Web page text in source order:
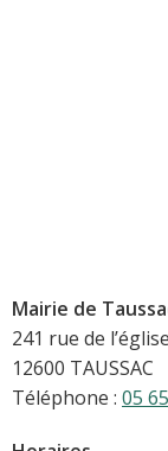
Mairie de
241 rue de
12600 TAUSSAC
Téléphone : 05